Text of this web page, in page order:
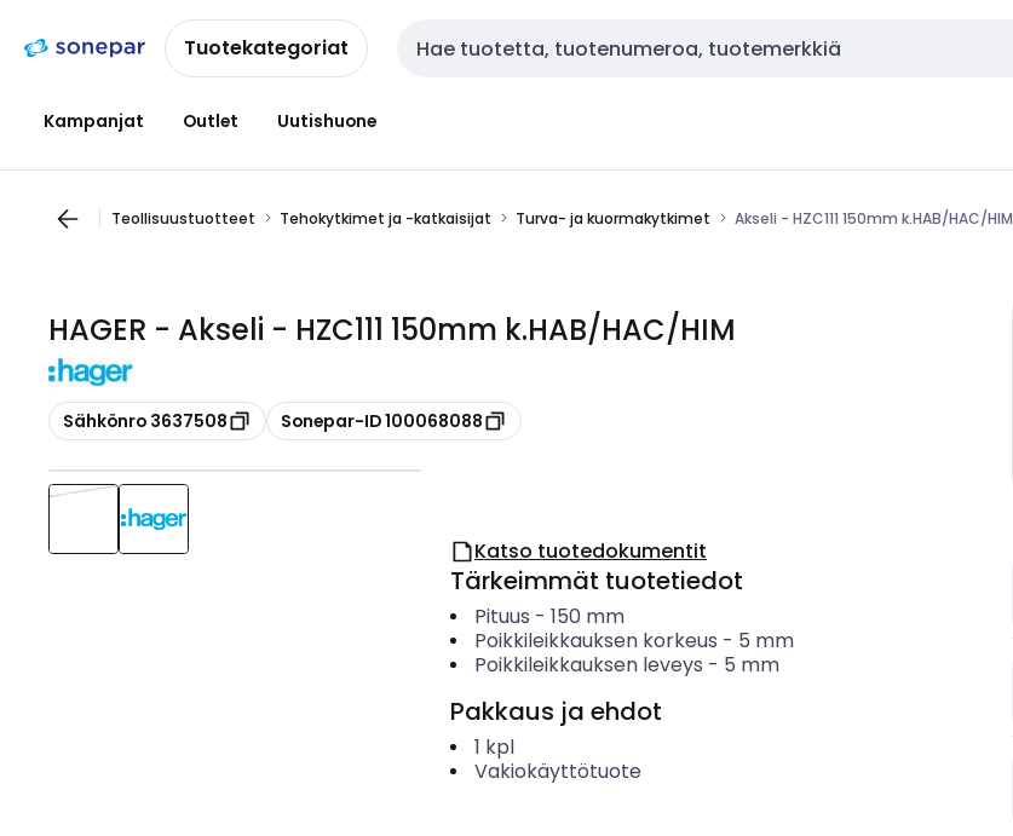
navigointiinsisältöönTuotekategoriat Haku
Kampanjat Outlet Uutishuone
Teollisuustuotteet Tehokytkimet ja -katkaisijat Turva- ja kuormakytkimet Akseli - HZC111 150mm k.HAB/HAC/HIM
HAGER - Akseli - HZC111 150mm k.HAB/HAC/HIM
Kopioi
Sähkönro 3637508 Kopioi
Sonepar-ID 100068088
Katso tuotedokumentit
Tärkeimmät tuotetiedot
Pituus - 150 mm
Poikkileikkauksen korkeus - 5 mm
Poikkileikkauksen leveys - 5 mm
Pakkaus ja ehdot
1 kpl
Vakiokäyttötuote